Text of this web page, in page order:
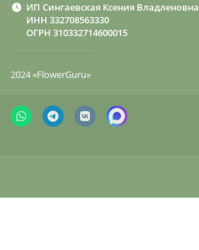
ИП Сингаевская Ксения Владленовна
ИНН 332708563330
ОГРН 310332714600015
2024 «FlowerGuru»